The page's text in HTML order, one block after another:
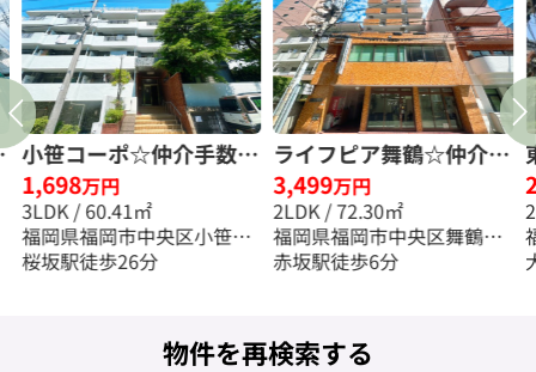
小笹コーポ☆仲介手数料
無料☆
1,698万円
3LDK / 60.41㎡
福岡県福岡市中央区小笹１
丁目
桜坂駅徒歩26分
ライフピア舞鶴☆仲介手
数料無料☆
3,499万円
2LDK / 72.30㎡
福岡県福岡市中央区舞鶴３
丁目
赤坂駅徒歩6分
物件を再検索する